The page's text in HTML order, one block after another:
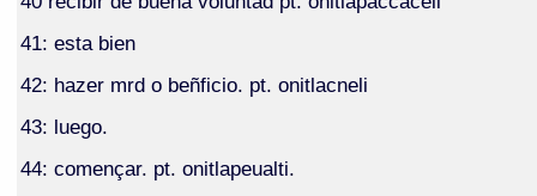
41: esta bien
42: hazer mrd o beñficio. pt. onitlacneli
43: luego.
44: començar. pt. onitlapeualti.